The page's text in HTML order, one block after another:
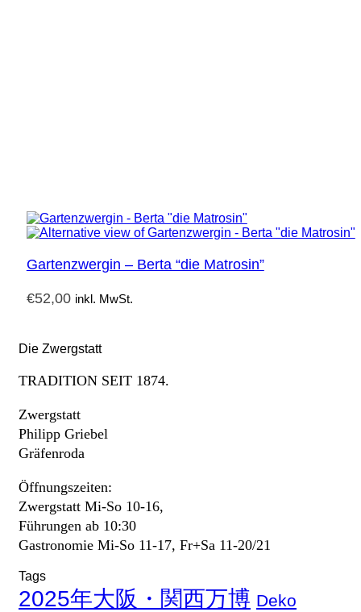
Gartenzwergin – Berta “die Matrosin”
€52,00 inkl. MwSt.
Die Zwergstatt
TRADITION SEIT 1874.
Zwergstatt
Philipp Griebel
Gräfenroda
Öffnungszeiten:
Zwergstatt Mi-So 10-16,
Führungen ab 10:30
Gastronomie Mi-So 11-17, Fr+Sa 11-20/21
Tags
2025年大阪・関西万博 Deko